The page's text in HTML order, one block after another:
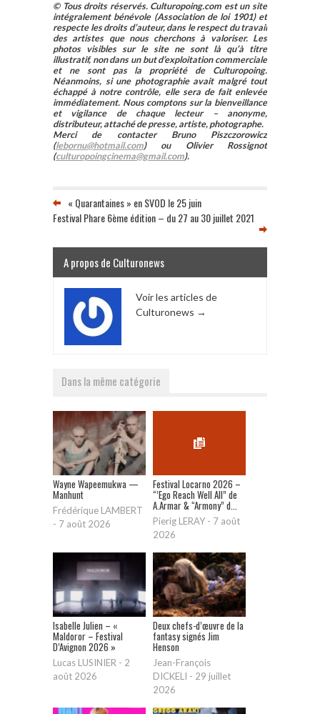
© Tous droits réservés. Culturopoing.com est un site
intégralement bénévole (Association de loi 1901) et
respecte les droits d’auteur, dans le respect du travail
des artistes que nous cherchons à valoriser. Les
photos visibles sur le site ne sont là qu’à titre
illustratif, non dans un but d’exploitation commerciale
et ne sont pas la propriété de Culturopoing.
Néanmoins, si une photographie avait malgré tout
échappé à notre contrôle, elle sera de fait enlevée
immédiatement. Nous comptons sur la bienveillance
et vigilance de chaque lecteur – anonyme,
distributeur, attaché de presse, artiste, photographe.
Merci de contacter Bruno Piszczorowicz
(lebornu@hotmail.com) ou Olivier Rossignot
(culturopoingcinema@gmail.com).
« Quarantaines » en SVOD le 25 juin
Festival Phare 6ème édition – du 27 au 30 juillet 2021
A propos de Culturonews
Voir les articles de
Culturonews →
Dans la même catégorie
Wayne Wapeemukwa —
Manhunt
Frédérique LAMBERT
- 7 août 2026
Festival Locarno 2026 –
“’Ego Reach Well All” de
A.Armar & “Armony” d...
Pierig LERAY - 7 août
2026
Isabelle Julien – «
Maldoror – Festival
D’Avignon 2026 »
Lucas LUSINIER - 2
août 2026
Deux chefs-d’œuvre de la
fantasy signés Jim
Henson
Jean-François
DICKELI - 29 juillet
2026